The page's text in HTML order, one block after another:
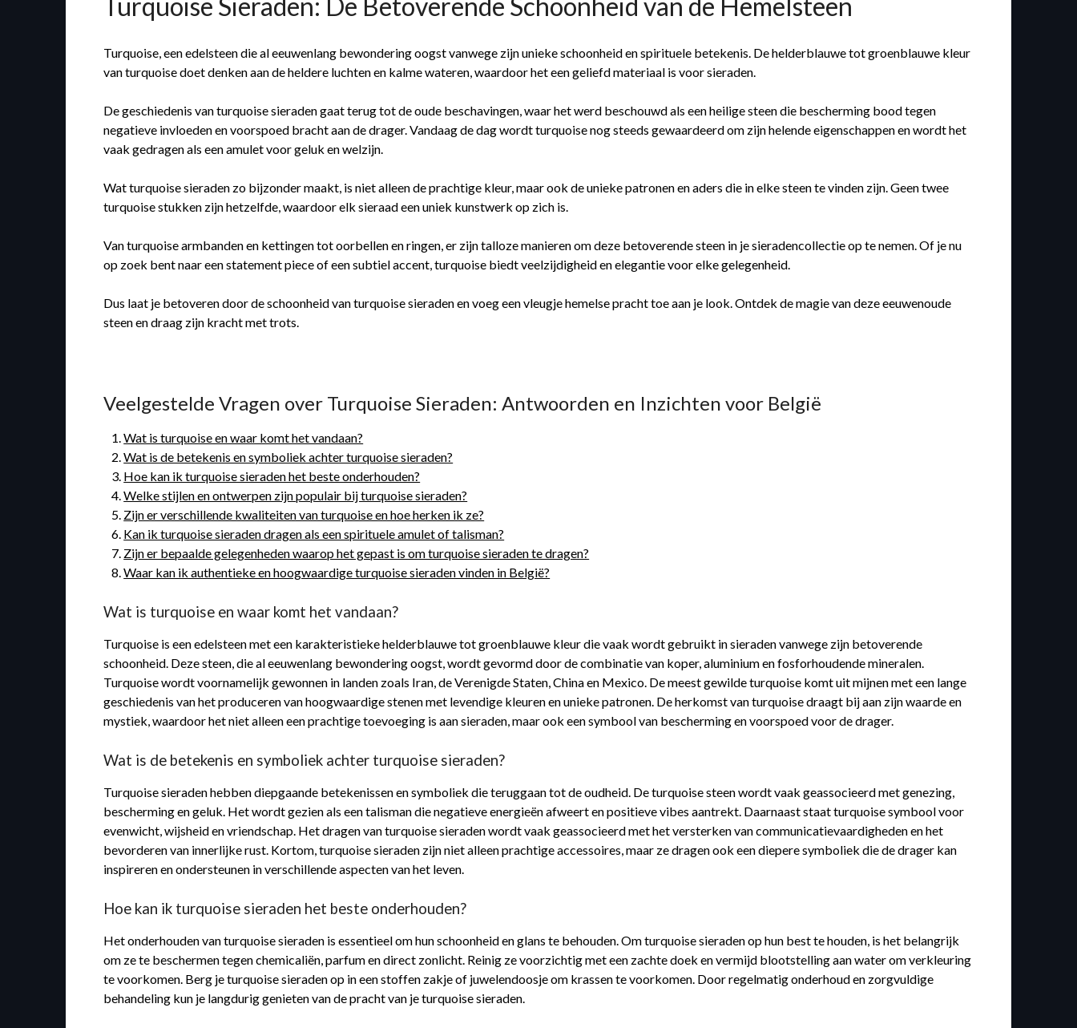
Turquoise, een edelsteen die al eeuwenlang bewondering oogst vanwege zijn unieke schoonheid en spirituele betekenis. De helderblauwe tot groenblauwe kleur
van turquoise doet denken aan de heldere luchten en kalme wateren, waardoor het een geliefd materiaal is voor sieraden.
De geschiedenis van turquoise sieraden gaat terug tot de oude beschavingen, waar het werd beschouwd als een heilige steen die bescherming bood tegen
negatieve invloeden en voorspoed bracht aan de drager. Vandaag de dag wordt turquoise nog steeds gewaardeerd om zijn helende eigenschappen en wordt het
vaak gedragen als een amulet voor geluk en welzijn.
Wat turquoise sieraden zo bijzonder maakt, is niet alleen de prachtige kleur, maar ook de unieke patronen en aders die in elke steen te vinden zijn. Geen twee
turquoise stukken zijn hetzelfde, waardoor elk sieraad een uniek kunstwerk op zich is.
Van turquoise armbanden en kettingen tot oorbellen en ringen, er zijn talloze manieren om deze betoverende steen in je sieradencollectie op te nemen. Of je nu
op zoek bent naar een statement piece of een subtiel accent, turquoise biedt veelzijdigheid en elegantie voor elke gelegenheid.
Dus laat je betoveren door de schoonheid van turquoise sieraden en voeg een vleugje hemelse pracht toe aan je look. Ontdek de magie van deze eeuwenoude
steen en draag zijn kracht met trots.
Veelgestelde Vragen over Turquoise Sieraden: Antwoorden en Inzichten voor België
Wat is turquoise en waar komt het vandaan?
Wat is de betekenis en symboliek achter turquoise sieraden?
Hoe kan ik turquoise sieraden het beste onderhouden?
Welke stijlen en ontwerpen zijn populair bij turquoise sieraden?
Zijn er verschillende kwaliteiten van turquoise en hoe herken ik ze?
Kan ik turquoise sieraden dragen als een spirituele amulet of talisman?
Zijn er bepaalde gelegenheden waarop het gepast is om turquoise sieraden te dragen?
Waar kan ik authentieke en hoogwaardige turquoise sieraden vinden in België?
Wat is turquoise en waar komt het vandaan?
Turquoise is een edelsteen met een karakteristieke helderblauwe tot groenblauwe kleur die vaak wordt gebruikt in sieraden vanwege zijn betoverende
schoonheid. Deze steen, die al eeuwenlang bewondering oogst, wordt gevormd door de combinatie van koper, aluminium en fosforhoudende mineralen.
Turquoise wordt voornamelijk gewonnen in landen zoals Iran, de Verenigde Staten, China en Mexico. De meest gewilde turquoise komt uit mijnen met een lange
geschiedenis van het produceren van hoogwaardige stenen met levendige kleuren en unieke patronen. De herkomst van turquoise draagt bij aan zijn waarde en
mystiek, waardoor het niet alleen een prachtige toevoeging is aan sieraden, maar ook een symbool van bescherming en voorspoed voor de drager.
Wat is de betekenis en symboliek achter turquoise sieraden?
Turquoise sieraden hebben diepgaande betekenissen en symboliek die teruggaan tot de oudheid. De turquoise steen wordt vaak geassocieerd met genezing,
bescherming en geluk. Het wordt gezien als een talisman die negatieve energieën afweert en positieve vibes aantrekt. Daarnaast staat turquoise symbool voor
evenwicht, wijsheid en vriendschap. Het dragen van turquoise sieraden wordt vaak geassocieerd met het versterken van communicatievaardigheden en het
bevorderen van innerlijke rust. Kortom, turquoise sieraden zijn niet alleen prachtige accessoires, maar ze dragen ook een diepere symboliek die de drager kan
inspireren en ondersteunen in verschillende aspecten van het leven.
Hoe kan ik turquoise sieraden het beste onderhouden?
Het onderhouden van turquoise sieraden is essentieel om hun schoonheid en glans te behouden. Om turquoise sieraden op hun best te houden, is het belangrijk
om ze te beschermen tegen chemicaliën, parfum en direct zonlicht. Reinig ze voorzichtig met een zachte doek en vermijd blootstelling aan water om verkleuring
te voorkomen. Berg je turquoise sieraden op in een stoffen zakje of juwelendoosje om krassen te voorkomen. Door regelmatig onderhoud en zorgvuldige
behandeling kun je langdurig genieten van de pracht van je turquoise sieraden.